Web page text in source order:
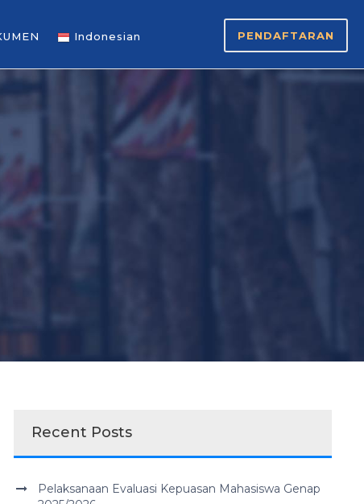
Indonesian PENDAFTARAN
Recent Posts
Pelaksanaan Evaluasi Kepuasan Mahasiswa Genap